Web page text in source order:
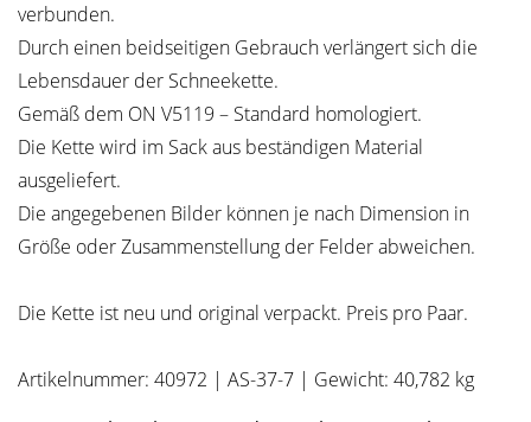
verbunden.
Durch einen beidseitigen Gebrauch verlängert sich die
Lebensdauer der Schneekette.
Gemäß dem ON V5119 – Standard homologiert.
Die Kette wird im Sack aus beständigen Material
ausgeliefert.
Die angegebenen Bilder können je nach Dimension in
Größe oder Zusammenstellung der Felder abweichen.
Die Kette ist neu und original verpackt. Preis pro Paar.
Artikelnummer: 40972 | AS-37-7 | Gewicht: 40,782 kg